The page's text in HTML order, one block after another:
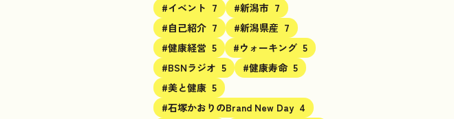
#イベント 7 #新潟市 7
#自己紹介 7 #新潟県産 7
#健康経営 5 #ウォーキング 5
#BSNラジオ 5 #健康寿命 5
#美と健康 5
#石塚かおりのBrand New Day 4